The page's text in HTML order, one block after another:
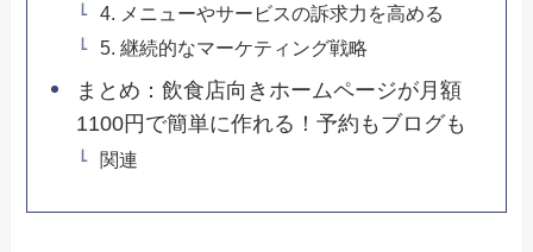
4. メニューやサービスの訴求力を高める
5. 継続的なマーケティング戦略
まとめ：飲食店向きホームページが月額
1100円で簡単に作れる！予約もブログも
関連